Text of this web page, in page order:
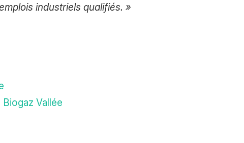
industriels qualifiés. »
Vallée